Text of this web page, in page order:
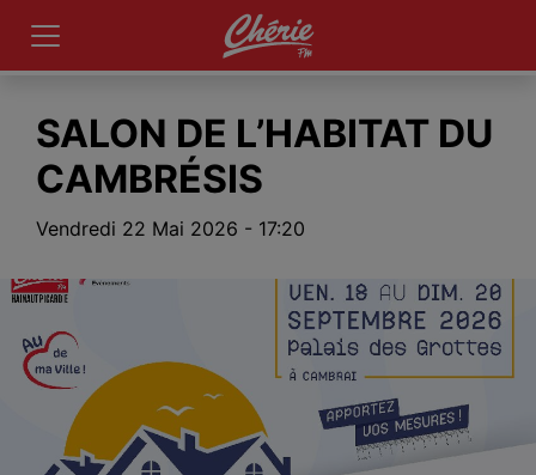
SALON DE L’HABITAT DU
CAMBRÉSIS
Vendredi 22 Mai 2026 - 17:20